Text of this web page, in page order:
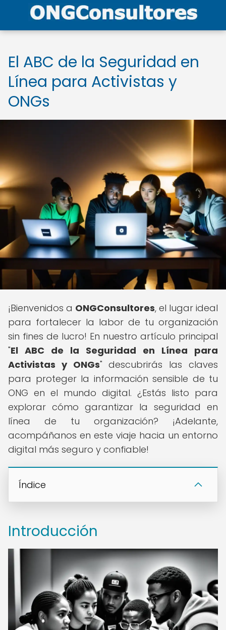
El ABC de la Seguridad en
Línea para Activistas y
ONGs
¡Bienvenidos a ONGConsultores, el lugar ideal
para fortalecer la labor de tu organización
sin fines de lucro! En nuestro artículo principal
"El ABC de la Seguridad en Línea para
Activistas y ONGs" descubrirás las claves
para proteger la información sensible de tu
ONG en el mundo digital. ¿Estás listo para
explorar cómo garantizar la seguridad en
línea de tu organización? ¡Adelante,
acompáñanos en este viaje hacia un entorno
digital más seguro y confiable!
Índice
Introducción